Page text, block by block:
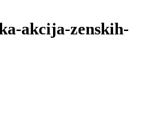
akcija-zenskih-